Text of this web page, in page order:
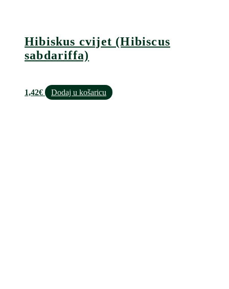
Hibiskus cvijet (Hibiscus
sabdariffa)
1,42€ Dodaj u košaricu